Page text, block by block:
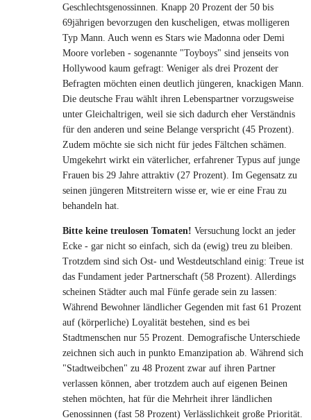
Geschlechtsgenossinnen. Knapp 20 Prozent der 50 bis
69jährigen bevorzugen den kuscheligen, etwas molligeren
Typ Mann. Auch wenn es Stars wie Madonna oder Demi
Moore vorleben - sogenannte "Toyboys" sind jenseits von
Hollywood kaum gefragt: Weniger als drei Prozent der
Befragten möchten einen deutlich jüngeren, knackigen Mann.
Die deutsche Frau wählt ihren Lebenspartner vorzugsweise
unter Gleichaltrigen, weil sie sich dadurch eher Verständnis
für den anderen und seine Belange verspricht (45 Prozent).
Zudem möchte sie sich nicht für jedes Fältchen schämen.
Umgekehrt wirkt ein väterlicher, erfahrener Typus auf junge
Frauen bis 29 Jahre attraktiv (27 Prozent). Im Gegensatz zu
seinen jüngeren Mitstreitern wisse er, wie er eine Frau zu
behandeln hat.
Bitte keine treulosen Tomaten! Versuchung lockt an jeder
Ecke - gar nicht so einfach, sich da (ewig) treu zu bleiben.
Trotzdem sind sich Ost- und Westdeutschland einig: Treue ist
das Fundament jeder Partnerschaft (58 Prozent). Allerdings
scheinen Städter auch mal Fünfe gerade sein zu lassen:
Während Bewohner ländlicher Gegenden mit fast 61 Prozent
auf (körperliche) Loyalität bestehen, sind es bei
Stadtmenschen nur 55 Prozent. Demografische Unterschiede
zeichnen sich auch in punkto Emanzipation ab. Während sich
"Stadtweibchen" zu 48 Prozent zwar auf ihren Partner
verlassen können, aber trotzdem auch auf eigenen Beinen
stehen möchten, hat für die Mehrheit ihrer ländlichen
Genossinnen (fast 58 Prozent) Verlässlichkeit große Priorität.